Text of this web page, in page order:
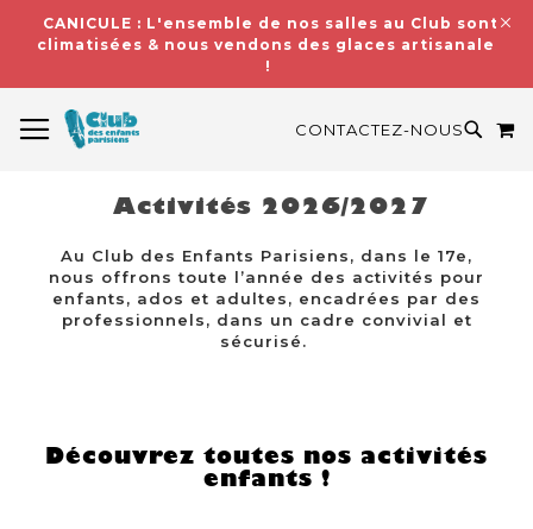
CANICULE : L'ensemble de nos salles au Club sont
climatisées & nous vendons des glaces artisanales
!
CONTACTEZ-NOUS
Activités 2026/2027
Au Club des Enfants Parisiens, dans le 17e,
nous offrons toute l’année des activités pour
enfants, ados et adultes, encadrées par des
professionnels, dans un cadre convivial et
sécurisé.
Découvrez toutes nos activités
enfants !